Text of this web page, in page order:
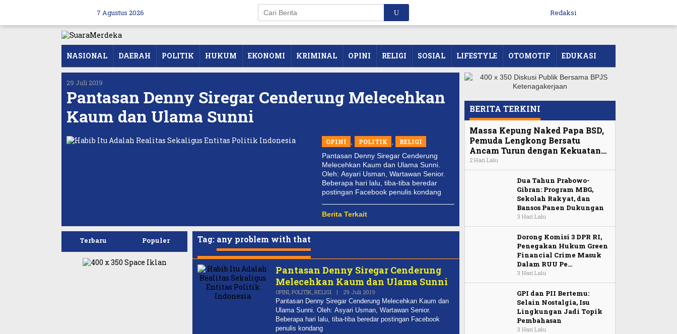
7 Agustus 2026 Redaksi
NASIONAL DAERAH POLITIK HUKUM EKONOMI KRIMINAL OPINI RELIGI SOSIAL LIFESTYLE OTOMOTIF EDUKASI
29 Juli 2019
Pantasan Denny Siregar Cenderung Melecehkan
Kaum dan Ulama Sunni
OPINI , POLITIK ,
RELIGI
Pantasan Denny Siregar Cenderung
Melecehkan Kaum dan Ulama Sunni.
Oleh: Asyari Usman, Wartawan Senior.
Beberapa hari lalu, tiba-tiba beredar
postingan Facebook penulis kondang
Berita Terkait
Terbaru Populer Tag: any problem with that
Pantasan Denny Siregar Cenderung
Melecehkan Kaum dan Ulama Sunni
OPINI, POLITIK, RELIGI | 29 Juli 2019
REDAKSI
Pantasan Denny Siregar Cenderung Melecehkan Kaum dan
Ulama Sunni. Oleh: Asyari Usman, Wartawan Senior.
Beberapa hari lalu, tiba-tiba beredar postingan Facebook
penulis kondang
BERITA TERKINI
Massa Kepung Naked Papa BSD,
Pemuda Lengkong Bersatu
Ancam Turun dengan Kekuatan…
2 Hari Lalu
Dua Tahun Prabowo-
Gibran: Program MBG,
Sekolah Rakyat, dan
Bansos Panen Dukungan
3 Hari Lalu
Dorong Komisi 3 DPR RI,
Penegakan Hukum Green
Financial Crime Masuk
Dalam RUU Pe…
3 Hari Lalu
GPI dan PII Bertemu:
Selain Nostalgia, Isu
Lingkungan Jadi Topik
Pembahasan
3 Hari Lalu